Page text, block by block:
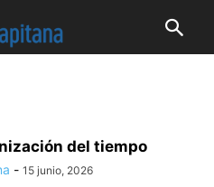
del tiempo
- 15 junio, 2026